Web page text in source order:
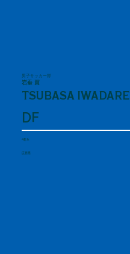
男子サッカー部
岩垂 翼
TSUBASA IWADARE
DF
4年生
広島県